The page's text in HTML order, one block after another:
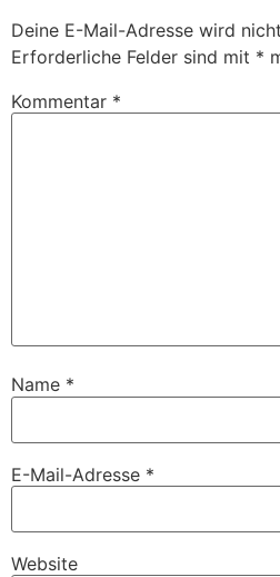
Deine E-Mail-Adresse wird
Erforderliche Felder sind mit *
Kommentar *
Name *
E-Mail-Adresse *
Website